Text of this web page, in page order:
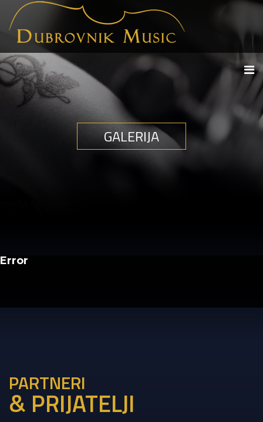
GALERIJA
Error
PARTNERI
& PRIJATELJI